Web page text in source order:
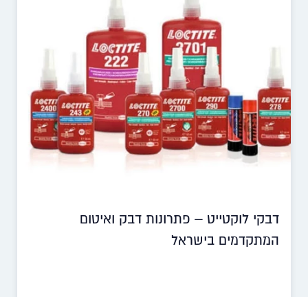
דבקי לוקטייט – פתרונות דבק ואיטום
המתקדמים בישראל